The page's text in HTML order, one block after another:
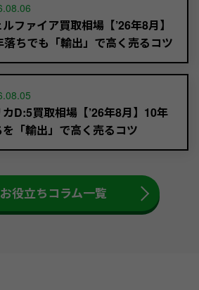
ファイア買取相場【’26年8月】
落ちでも「輸出」で高く売るコツ
カD:5買取相場【’26年8月】10年
「輸出」で高く売るコツ
役立ちコラム一覧